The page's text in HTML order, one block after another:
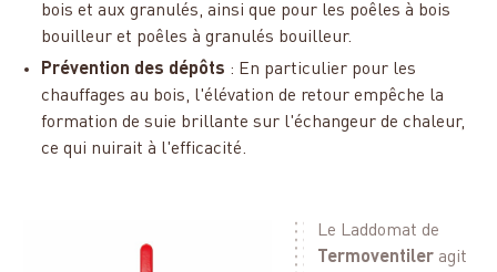
bois et aux granulés, ainsi que pour les poêles à bois
bouilleur et poêles à granulés bouilleur.
Prévention des dépôts : En particulier pour les
chauffages au bois, l'élévation de retour empêche la
formation de suie brillante sur l'échangeur de chaleur,
ce qui nuirait à l'efficacité.
Le Laddomat de
Termoventileragit